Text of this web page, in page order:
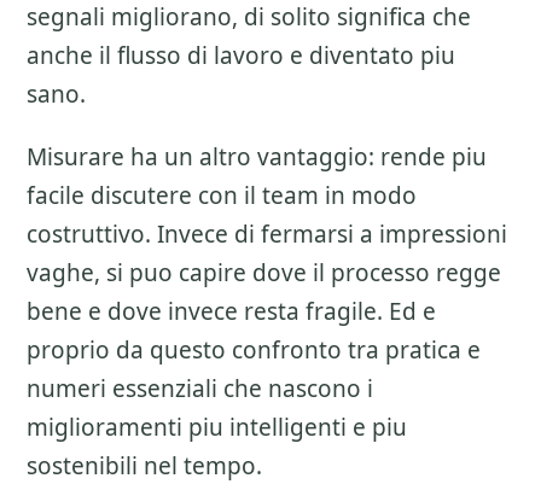
segnali migliorano, di solito significa che
anche il flusso di lavoro e diventato piu
sano.
Misurare ha un altro vantaggio: rende piu
facile discutere con il team in modo
costruttivo. Invece di fermarsi a impressioni
vaghe, si puo capire dove il processo regge
bene e dove invece resta fragile. Ed e
proprio da questo confronto tra pratica e
numeri essenziali che nascono i
miglioramenti piu intelligenti e piu
sostenibili nel tempo.